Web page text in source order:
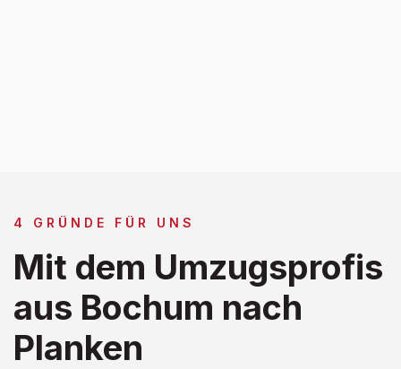
4 GRÜNDE FÜR UNS
Mit dem Umzugsprofis
aus Bochum nach
Planken